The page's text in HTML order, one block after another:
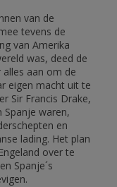
van de
tevens de
van Amerika
was, deed de
alles aan om de
eigen macht uit te
Sir Francis Drake,
Spanje waren,
en
lading. Het plan
over te
Spanje´s